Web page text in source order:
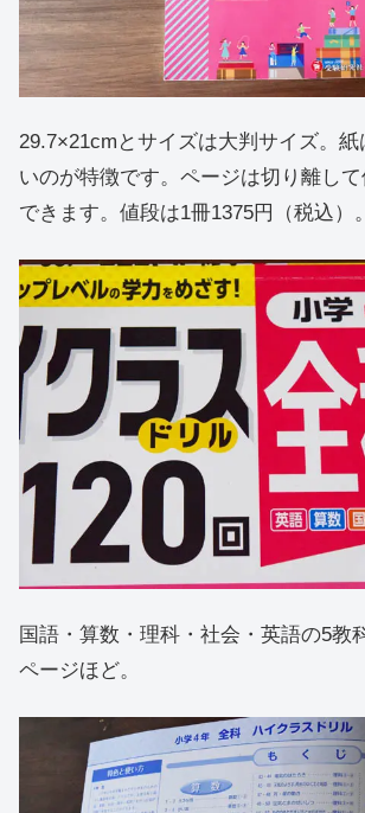
29.7×21cmとサイズは大判サイズ。紙
いのが特徴です。ページは切り離し
できます。値段は1冊1375円（税込）。
国語・算数・理科・社会・英語の5教
ページほど。